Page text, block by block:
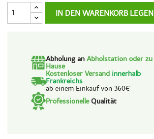
IN DEN WARENKORB LEGEN
Abholung an Abholstation oder zu
Hause
Kostenloser Versand innerhalb
Frankreichs
ab einem Einkauf von 360€
ProfessionelleQualität